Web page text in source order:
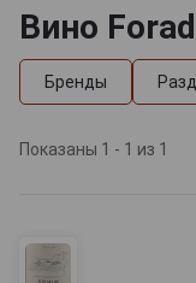
Вино
Бренды
Показаны 1 - 1 из 1